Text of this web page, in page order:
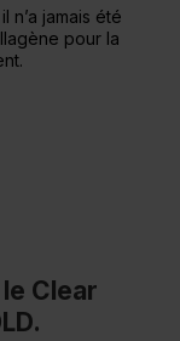
n’a jamais été
pour la
Clear